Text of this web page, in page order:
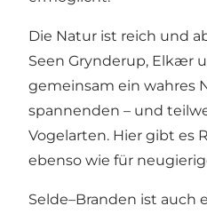
Die Natur ist reich und
Seen Grynderup, Elkær
gemeinsam ein wahres
spannenden – und
Vogelarten. Hier gibt es
ebenso wie für
Selde–Branden ist auch